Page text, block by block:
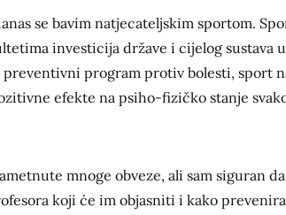
se bavim natjecateljskim sportom.
investicija države i cijelog sustava
program protiv bolesti, sport
efekte na psiho-fizičko stanje
mnoge obveze, ali sam siguran
koji će im objasniti i kako